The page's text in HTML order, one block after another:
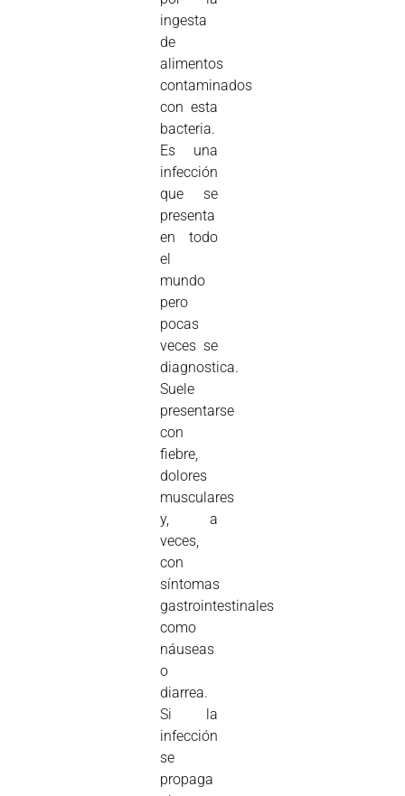
ingesta
de
alimentos
contaminados
con esta
bacteria.
Es una
infección
que se
presenta
en todo
el
mundo
pero
pocas
veces se
diagnostica.
Suele
presentarse
con
fiebre,
dolores
musculares
y, a
veces,
con
síntomas
gastrointestinales
como
náuseas
o
diarrea.
Si la
infección
se
propaga